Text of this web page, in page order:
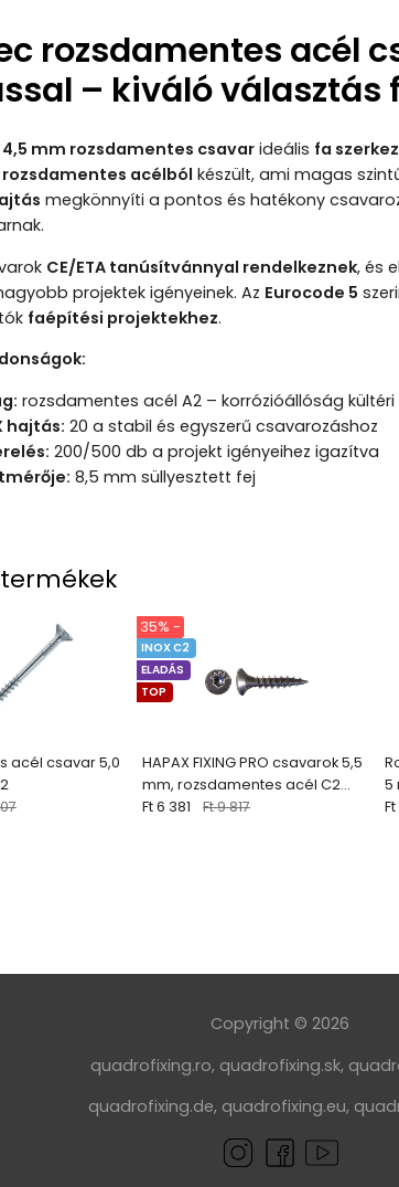
rozsdamentes acél
– kiváló választás
4,5 mm rozsdamentes csavarideális fa
rozsdamentes acélból készült, ami magas
megkönnyíti a pontos és hatékony
CE/ETA tanúsítvánnyal rendelkeznek, és
projektek igényeinek. Az Eurocode 5
faépítési projektekhez.
rozsdamentes acél A2 – korrózióállóság
hajtás: 20 a stabil és egyszerű csavarozáshoz
200/500 db a projekt igényeihez igazítva
8,5 mm süllyesztett fej
acél csavar 5,0
HAPAX FIXING PRO csavarok 5,5
mm, rozsdamentes acél C2
(100/200 db)
INOX C2
ELADÁS
TOP
35% -
Ft 6 381 Ft 9 817
5
Copyright © 2026
quadrofixing.ro, quadrofixing.sk,
quadrofixing.de, quadrofixing.eu,